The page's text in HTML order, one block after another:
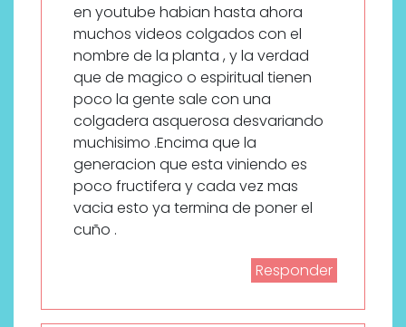
en youtube habian hasta ahora
muchos videos colgados con el
nombre de la planta , y la verdad
que de magico o espiritual tienen
poco la gente sale con una
colgadera asquerosa desvariando
muchisimo .Encima que la
generacion que esta viniendo es
poco fructifera y cada vez mas
vacia esto ya termina de poner el
cuño .
Responder